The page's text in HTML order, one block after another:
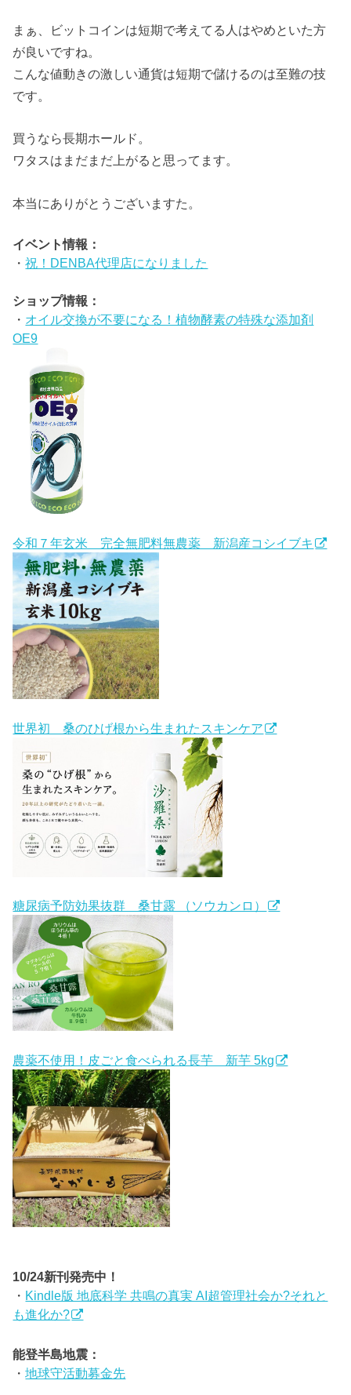
まぁ、ビットコインは短期で考えてる人はやめといた方
が良いですね。
こんな値動きの激しい通貨は短期で儲けるのは至難の技
です。
買うなら長期ホールド。
ワタスはまだまだ上がると思ってます。
本当にありがとうございますた。
イベント情報：
・祝！DENBA代理店になりました
ショップ情報：
・ オイル交換が不要になる！植物酵素の特殊な添加剤
OE9
令和７年玄米 完全無肥料無農薬 新潟産コシイブキ
世界初 桑のひげ根から生まれたスキンケア
糖尿病予防効果抜群 桑甘露 （ソウカンロ）
農薬不使用！皮ごと食べられる長芋 新芋 5kg
10/24新刊発売中！
・ Kindle版 地底科学 共鳴の真実 AI超管理社会か?それと
も進化か?
能登半島地震：
・地球守活動募金先